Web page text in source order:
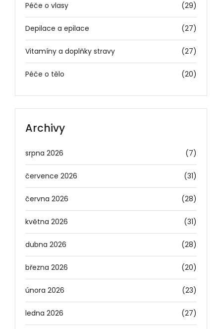
Péče o vlasy (29)
Depilace a epilace (27)
Vitamíny a doplňky stravy (27)
Péče o tělo (20)
Archivy
srpna 2026 (7)
července 2026 (31)
června 2026 (28)
května 2026 (31)
dubna 2026 (28)
března 2026 (20)
února 2026 (23)
ledna 2026 (27)